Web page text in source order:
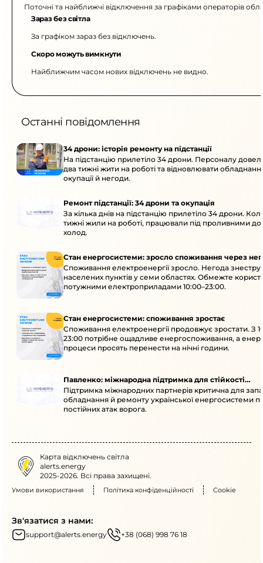
Поточні та найближчі відключення за графіками операторів
Зараз без світла
За графіком зараз без відключень.
Скоро можуть вимкнути
Найближчим часом нових відключень не видно.
Останні повідомлення
34 дрони: історія ремонту на підстанції
На підстанцію прилетіло 34 дрони. Персоналу
два тижні жити на роботі та відновлювати
окупації й негоди.
Ремонт підстанції: 34 дрони та окупація
За кілька днів на підстанцію прилетіло 34 дрони.
тижні жили на роботі, працювали під проливними
холод.
Стан енергосистеми: зросло споживання через
Споживання електроенергії зросло. Негода
населених пунктів у семи областях. Обмежте
потужними електроприладами 10:00–23:00.
Стан енергосистеми: споживання зростає
Споживання електроенергії продовжує зростати. З
23:00 потрібне ощадливе енергоспоживання, а
процеси просять перенести на нічні години.
Павленко: міжнародна підтримка для стійкості
енергосистеми
Підтримка міжнародних партнерів критична для
обладнання й ремонту української енергосистеми
постійних атак ворога.
Карта відключень світла
alerts.energy
2025-2026. Всі права захищені.
Умови використання Політика конфіденційності Cookie
Зв'язатися з нами:
support@alerts.energy +38 (068) 998 76 18